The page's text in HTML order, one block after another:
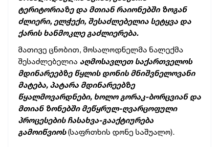
ტერიტორიაზე და მთიან რაიონებში ზოგან
ძლიერი, ელჭექი, შესაძლებელია სეტყვა და
ქარის ხანმოკლე გაძლიერება.
მათივე ცნობით, მოსალოდნელმა ნალექმა
შესაძლებელია აღმოსავლეთ საქართველოს
მდინარეებზე წყლის დონის მნიშვნელოვანი
მატება, პატარა მდინარეებზე
წყალმოვარდნები, ხოლო გორაკ-ბორცვიან და
მთიან ზონებში მეწყრულ-ღვარცოფული
პროცესების ჩასახვა-გააქტიურება
გამოიწვიოს(საფრთხის დონე საშუალო).